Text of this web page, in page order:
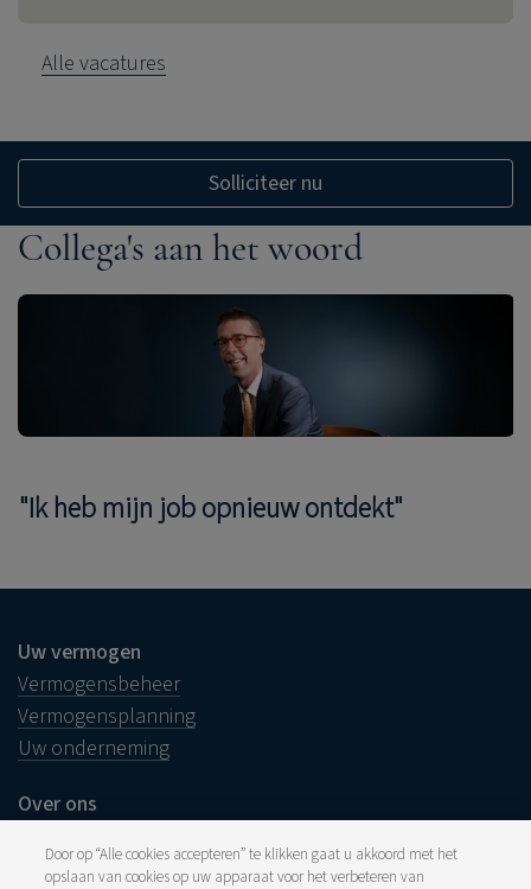
Alle vacatures
Solliciteer nu
Collega's aan het woord
"Ik heb mijn job opnieuw ontdekt"
Uw vermogen
Vermogensbeheer
Vermogensplanning
Uw onderneming
Over ons
Duurzame aanpak
Door op “Alle cookies accepteren” te klikken gaat u akkoord met het
opslaan van cookies op uw apparaat voor het verbeteren van